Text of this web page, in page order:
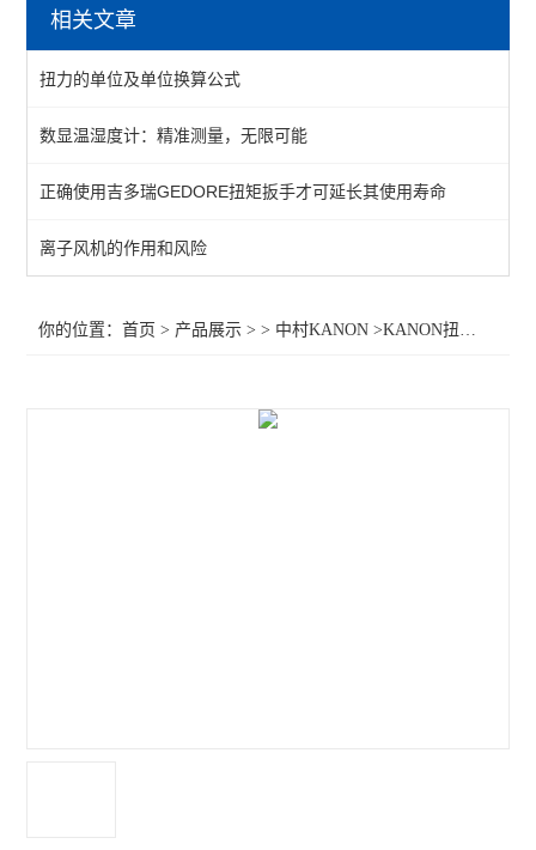
中村扭力起子
中村扭力扳手
相关文章
扭力的单位及单位换算公式
数显温湿度计：精准测量，无限可能
正确使用吉多瑞GEDORE扭矩扳手才可延长其使用寿命
离子风机的作用和风险
你的位置：首页 > 产品展示 > > 中村KANON >KANON扭力起子5DPSK,, 中村扭力起子5DPSK,，5DPSK,